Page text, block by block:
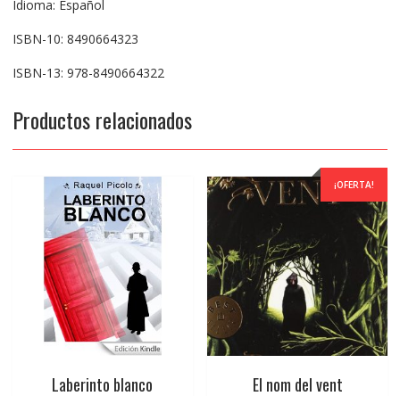
Idioma: Español
ISBN-10: 8490664323
ISBN-13: 978-8490664322
Productos relacionados
Laberinto blanco
¡OFERTA!
El nom del vent